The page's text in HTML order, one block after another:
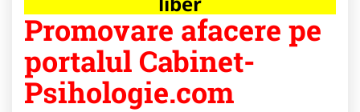
Promovare afacere pe
portalul Cabinet-
Psihologie.com